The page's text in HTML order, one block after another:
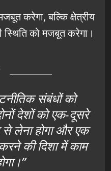
करेगा, बल्कि क्षेत्रीय
को मजबूत करेगा।
संबंधों को
देशों को एक-दूसरे
से लेना होगा और एक
की दिशा में काम